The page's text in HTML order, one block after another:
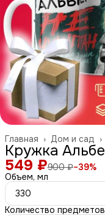
Дом и сад ›
Главная ›
Кружка
549 ₽900 ₽−39%
Объем, мл
330
Количество предметов